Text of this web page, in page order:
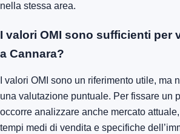
nella stessa area.
I valori OMI sono sufficienti per
a Cannara?
I valori OMI sono un riferimento utile, ma
una valutazione puntuale. Per fissare un
occorre analizzare anche mercato
tempi medi di vendita e specifiche